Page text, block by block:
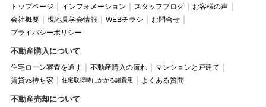
トップページ インフォメーション スタッフブログ
お客様の声
会社概要
現地見学会情報 WEBチラシ
お問合せ
プライバシーポリシー
不動産購入について
住宅ローン審査を通す 不動産購入の流れ
マンションと戸建て
賃貸vs持ち家
住宅取得時にかかる諸費用 よくある質問
不動産売却について